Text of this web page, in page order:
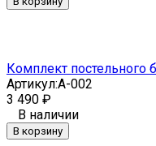
Комплект постельного
Артикул:A-002
3 490 ₽
В наличии
В корзину